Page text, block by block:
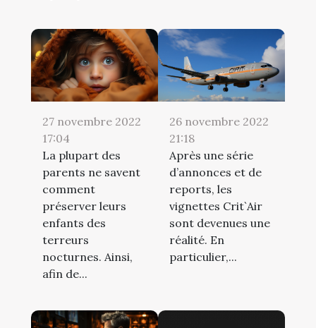
27 novembre 2022
17:04
La plupart des
parents ne savent
comment
préserver leurs
enfants des
terreurs
nocturnes. Ainsi,
afin de...
26 novembre 2022
21:18
Après une série
d’annonces et de
reports, les
vignettes Crit`Air
sont devenues une
réalité. En
particulier,...